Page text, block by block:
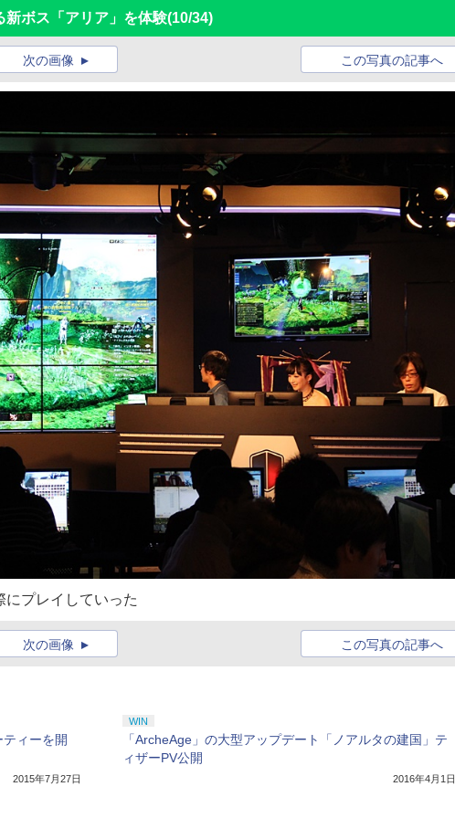
新ボス「アリア」を体験(10/34)
この写真の記事へ
次の画像
プレイしていった
この写真の記事へ
次の画像
ティーを開
2015年7月27日
WIN
「ArcheAge」の大型アップデート「ノアルタの建国」テ
ィザーPV公開
2016年4月1日